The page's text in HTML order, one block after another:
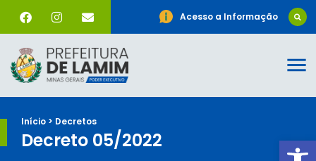
Acesso a Informação
Início > Decretos
Decreto 05/2022